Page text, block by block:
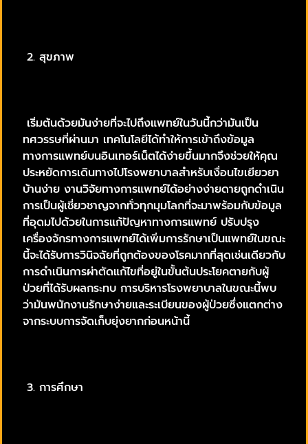
2. สุขภาพ
เริ่มต้นด้วยมันง่ายที่จะไปถึงแพทย์ในวันนี้กว่ามันเป็น
ทศวรรษที่ผ่านมา เทคโนโลยีได้ทำให้การเข้าถึงข้อมูล
ทางการแพทย์บนอินเทอร์เน็ตได้ง่ายขึ้นมากจึงช่วยให้คุณ
ประหยัดการเดินทางไปโรงพยาบาลสำหรับเงื่อนไขเยียวยา
บ้านง่าย งานวิจัยทางการแพทย์ได้อย่างง่ายดายถูกดำเนิน
การเป็นผู้เชี่ยวชาญจากทั่วทุกมุมโลกที่จะมาพร้อมกับข้อมูล
ที่อุดมไปด้วยในการแก้ปัญหาทางการแพทย์ ปรับปรุง
เครื่องจักรทางการแพทย์ได้เพิ่มการรักษาเป็นแพทย์ในขณะ
นี้จะได้รับการวินิจฉัยที่ถูกต้องของโรคมากที่สุดเช่นเดียวกับ
การดำเนินการผ่าตัดแก้ไขที่อยู่ในขั้นต้นประโยคตายกับผู้
ป่วยที่ได้รับผลกระทบ การบริหารโรงพยาบาลในขณะนี้พบ
ว่ามันพนักงานรักษาง่ายและระเบียนของผู้ป่วยซึ่งแตกต่าง
จากระบบการจัดเก็บยุ่งยากก่อนหน้านี้
3. การศึกษา